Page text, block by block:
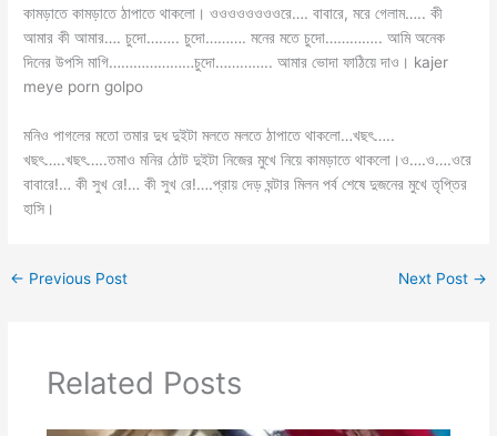
কামড়াতে কামড়াতে ঠাপাতে থাকলো। ওওওওওওওওরে…. বাবারে, মরে গেলাম….. কী
আমার কী আমার…. চুদো…….. চুদো………. মনের মতে চুদো………….. আমি অনেক
দিনের উপসি মাগি…………………চুদো………….. আমার ভোদা ফাঠিয়ে দাও। kajer
meye porn golpo
মনিও পাগলের মতো তমার দুধ দুইটা মলতে মলতে ঠাপাতে থাকলো…খছৎ…..
খছৎ…..খছৎ…..তমাও মনির ঠোট দুইটা নিজের মুখে নিয়ে কামড়াতে থাকলো।ও….ও….ওরে
বাবারে!… কী সুখ রে!… কী সুখ রে!….প্রায় দেড় ঘন্টার মিলন পর্ব শেষে দুজনের মুখে তৃপ্তির
হাসি।
← Previous Post Next Post →
Related Posts